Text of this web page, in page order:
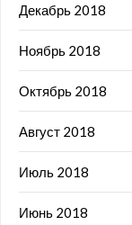
Декабрь 2018
Ноябрь 2018
Октябрь 2018
Август 2018
Июль 2018
Июнь 2018